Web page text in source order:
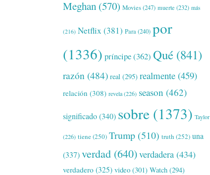
Meghan (570) Movies(247) muerte (232) más
(216) Netflix (381) Para(240) por
(1336) príncipe(362) Qué (841)
razón (484) real (295) realmente (459)
relación (308) revela(226) season (462)
significado(340) sobre (1373) Taylor
(226) tiene(250) Trump (510) truth (252) una
(337)verdad (640)verdadera (434)
verdadero (325) video (301) Watch (294)